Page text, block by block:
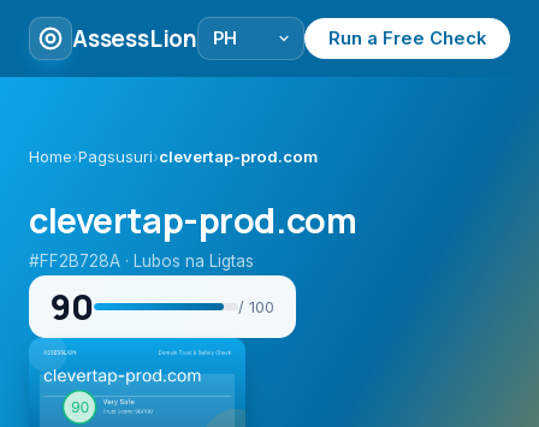
AssessLion Run a Free Check
Home›Pagsusuri›clevertap-prod.com
clevertap-prod.com
#FF2B728A · Lubos na Ligtas
90 / 100